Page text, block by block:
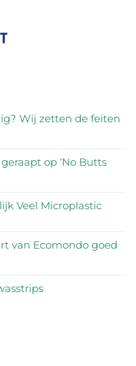
Wij zetten de feiten
op ‘No Butts
Veel Microplastic
van Ecomondo goed